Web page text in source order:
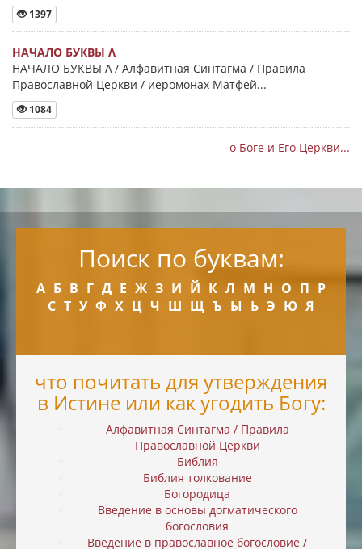
1397
НАЧАЛО БУКВЫ Λ
НАЧАЛО БУКВЫ Λ / Алфавитная Синтагма / Правила
Православной Церкви / иеромонах Матфей...
1084
о Боге и Его Церкви...
Поиск по буквам:
А Б В Г Д Е Ж З И Й К Л М Н О П Р
С Т У Ф Х Ц Ч Ш Щ Ъ Ы Ь Э Ю Я
что почитать для утверждения
в Истине или как угодить Богу:
Алфавитная Синтагма / Правила
Православной Церкви
Библия
Библия толкование
Богородица
Введение в основы догматического
богословия
Введение в православное богословие /